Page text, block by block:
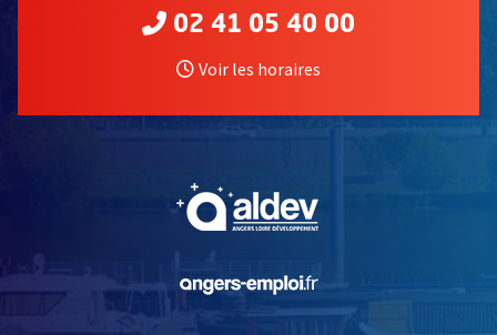
02 41 05 40 00
Voir les horaires